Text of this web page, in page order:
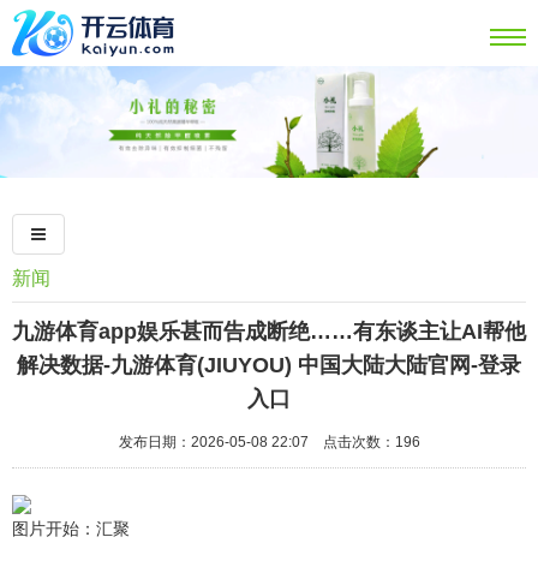
新闻
九游体育app娱乐甚而告成断绝……有东谈主让AI帮他
解决数据-九游体育(JIUYOU) 中国大陆大陆官网-登录
入口
发布日期：2026-05-08 22:07 点击次数：196
图片开始：汇聚